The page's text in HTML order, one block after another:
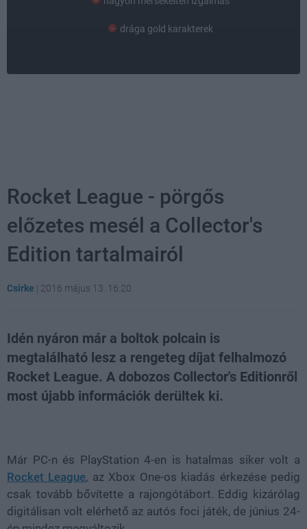
drága gold karakterek
Rocket League - pörgős
előzetes mesél a Collector's
Edition tartalmairól
Csirke | 2016 május 13. 16:20
Idén nyáron már a boltok polcain is
megtalálható lesz a rengeteg díjat felhalmozó
Rocket League. A dobozos Collector's Editionről
most újabb információk derültek ki.
Már PC-n és PlayStation 4-en is hatalmas siker volt a
Rocket League, az Xbox One-os kiadás érkezése pedig
csak tovább bővítette a rajongótábort. Eddig kizárólag
digitálisan volt elérhető az autós foci játék, de június 24-